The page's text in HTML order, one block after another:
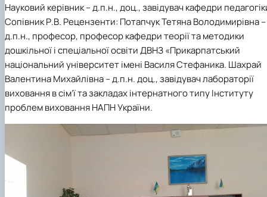
Науковий керівник – д.п.н., доц., завідувач кафедри
Сопівник Р.В. Рецензенти: Потапчук Тетяна Володимирівна –
д.п.н., професор, професор кафедри теорії та методики
дошкільної і спеціальної освіти ДВНЗ «Прикарпатський
національний університет імені Василя Стефаника. Шахрай
Валентина Михайлівна – д.п.н. доц., завідувач лабораторії
виховання в сім’ї та закладах інтернатного типу Інституту
проблем виховання НАПН України.